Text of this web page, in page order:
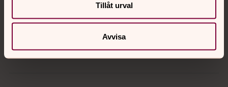
Tillåt urval
Avvisa
Kalender
Hitta snabbt